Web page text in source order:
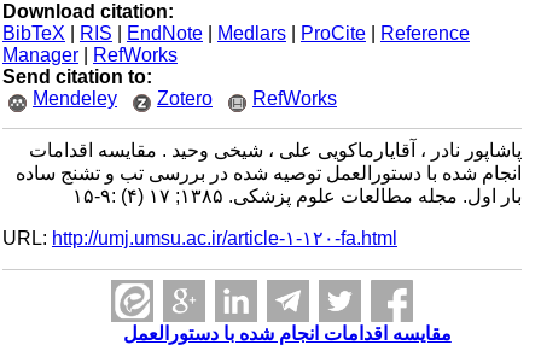
Download citation:
BibTeX
| RIS |EndNote |Medlars |ProCite |Reference
Manager
|RefWorks
Send citation to:
Mendeley
Zotero RefWorks
پاشاپور نادر ، آقایارماکویی علی ، شیخی وحید . مقایسه اقدامات
انجام شده با دستورالعمل توصیه شده در بررسی تب و تشنج ساده
بار اول. مجله مطالعات علوم پزشکی. ۱۳۸۵; ۱۷ (۴) :۹-۱۵
URL:http://umj.umsu.ac.ir/article-۱-۱۲۰-fa.html
مقایسه اقدامات انجام شده با دستورالعمل